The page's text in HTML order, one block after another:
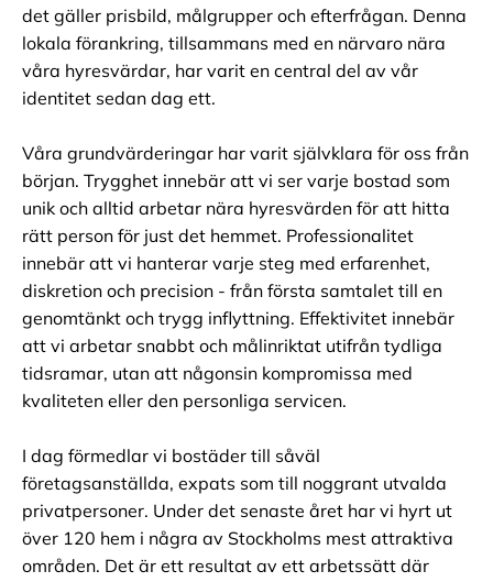
det gäller prisbild, målgrupper och efterfrågan. Denna
lokala förankring, tillsammans med en närvaro nära
våra hyresvärdar, har varit en central del av vår
identitet sedan dag ett.
Våra grundvärderingar har varit självklara för oss från
början. Trygghet innebär att vi ser varje bostad som
unik och alltid arbetar nära hyresvärden för att hitta
rätt person för just det hemmet. Professionalitet
innebär att vi hanterar varje steg med erfarenhet,
diskretion och precision - från första samtalet till en
genomtänkt och trygg inflyttning. Effektivitet innebär
att vi arbetar snabbt och målinriktat utifrån tydliga
tidsramar, utan att någonsin kompromissa med
kvaliteten eller den personliga servicen.
I dag förmedlar vi bostäder till såväl
företagsanställda, expats som till noggrant utvalda
privatpersoner. Under det senaste året har vi hyrt ut
över 120 hem i några av Stockholms mest attraktiva
områden. Det är ett resultat av ett arbetssätt där